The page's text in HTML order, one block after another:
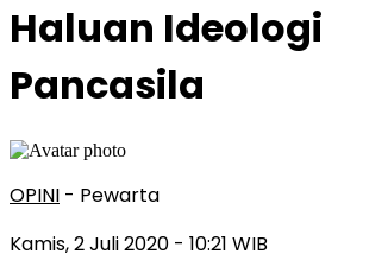
Haluan Ideologi
Pancasila
OPINI - Pewarta
Kamis, 2 Juli 2020 - 10:21 WIB